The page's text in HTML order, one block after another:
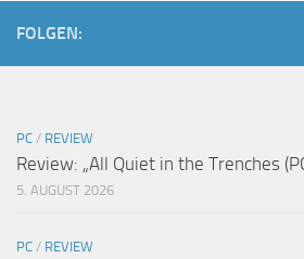
FOLGEN:
PC / REVIEW
Review: „All Quiet in the Trenches
5. AUGUST 2026
PC / REVIEW